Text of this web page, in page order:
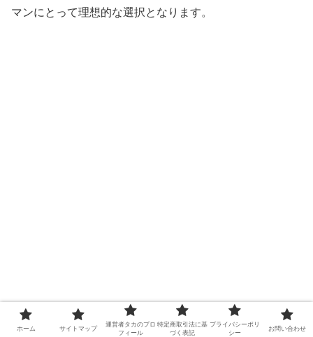
マンにとって理想的な選択となります。
ホーム サイトマップ
運営者タカのプロ
フィール
特定商取引法に基
づく表記
プライバシーポリ
シー
お問い合わせ